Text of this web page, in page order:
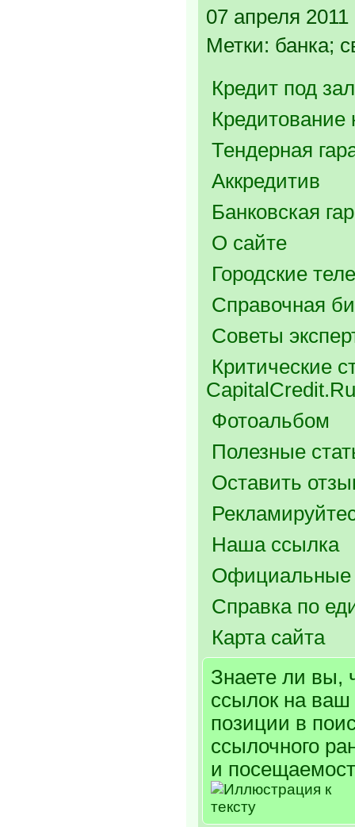
07 апреля 2011
Метки: банка;
Кредит под
Тендерная
Аккредитив
Банковская
О сайте
Городские
Справочная
Советы
Критические
CapitalCredit.Ru
Фотоальбом
Полезные
Оставить
Наша ссылка
Официальные
Справка по
Карта сайта
Знаете ли вы,
ссылок на
позиции в
ссылочного
и